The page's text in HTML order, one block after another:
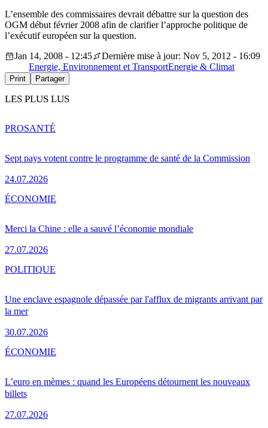
L’ensemble des commissaires devrait débattre sur la question des
OGM début février 2008 afin de clarifier l’approche politique de
l’exécutif européen sur la question.
Jan 14, 2008 - 12:45
Dernière mise à jour: Nov 5, 2012 - 16:09
Energie, Environnement et TransportEnergie & Climat
Print Partager
LES PLUS LUS
Sept pays votent contre le programme de santé de la Commission
24.07.2026
PROSANTÉ
Merci la Chine : elle a sauvé l’économie mondiale
27.07.2026
ÉCONOMIE
Une enclave espagnole dépassée par l'afflux de migrants arrivant par
la mer
30.07.2026
POLITIQUE
L’euro en mèmes : quand les Européens détournent les nouveaux
billets
27.07.2026
ÉCONOMIE